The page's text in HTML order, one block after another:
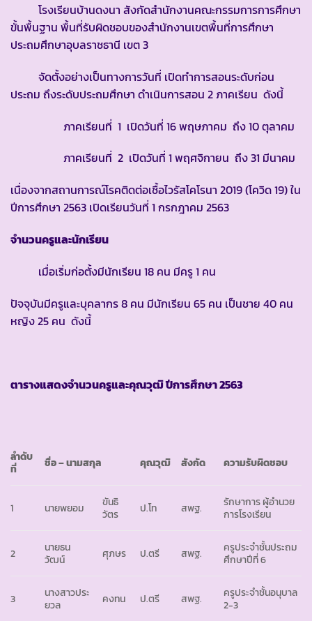
โรงเรียนบ้านดงนา สังกัดสำนักงานคณะกรรมการการศึกษา
ขั้นพื้นฐาน พื้นที่รับผิดชอบของสำนักงานเขตพื้นที่การศึกษา
ประถมศึกษาอุบลราชธานี เขต 3
จัดตั้งอย่างเป็นทางการวันที่ เปิดทำการสอนระดับก่อน
ประถม ถึงระดับประถมศึกษา ดำเนินการสอน 2 ภาคเรียน ดังนี้
ภาคเรียนที่ 1 เปิดวันที่ 16 พฤษภาคม ถึง 10 ตุลาคม
ภาคเรียนที่ 2 เปิดวันที่ 1 พฤศจิกายน ถึง 31 มีนาคม
เนื่องจากสถานการณ์โรคติดต่อเชื้อไวรัสโคโรนา 2019 (โควิด 19) ใน
ปีการศึกษา 2563 เปิดเรียนวันที่ 1 กรกฎาคม 2563
จำนวนครูและนักเรียน
เมื่อเริ่มก่อตั้งมีนักเรียน 18 คน มีครู 1 คน
ปัจจุบันมีครูและบุคลากร 8 คน มีนักเรียน 65 คน เป็นชาย 40 คน
หญิง 25 คน ดังนี้
ตารางแสดงจำนวนครูและคุณวุฒิ ปีการศึกษา2563
ลำดับ
ที่
ชื่อ – นามสกุล คุณวุฒิ สังกัด ความรับผิดชอบ
1 นายพยอม
ขันธิ
วัตร
ป.โท สพฐ.
รักษาการ ผู้อำนวย
การโรงเรียน
2
นายธน
วัฒน์
ศุภษร ป.ตรี สพฐ.
ครูประจำชั้นประถม
ศึกษาปีที่ 6
3
นางสาวประ
ยวล
คงทน ป.ตรี สพฐ.
ครูประจำชั้นอนุบาล
2-3